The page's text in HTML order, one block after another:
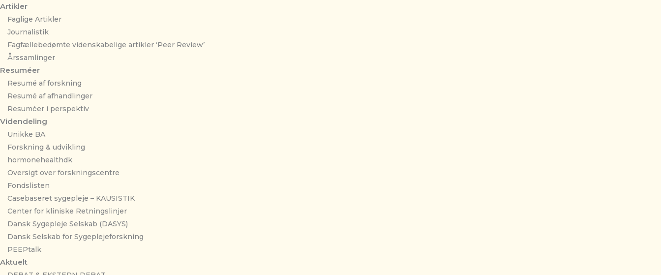
Artikler
Faglige Artikler
Journalistik
Fagfællebedømte videnskabelige artikler ‘Peer Review’
Årssamlinger
Resuméer
Resumé af forskning
Resumé af afhandlinger
Resuméer i perspektiv
Videndeling
Unikke BA
Forskning & udvikling
hormonehealthdk
Oversigt over forskningscentre
Fondslisten
Casebaseret sygepleje – KAUSISTIK
Center for kliniske Retningslinjer
Dansk Sygepleje Selskab (DASYS)
Dansk Selskab for Sygeplejeforskning
PEEPtalk
Aktuelt